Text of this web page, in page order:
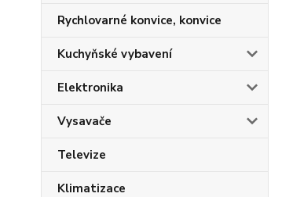
Rychlovarné konvice, konvice
Kuchyňské vybavení
Elektronika
Vysavače
Televize
Klimatizace